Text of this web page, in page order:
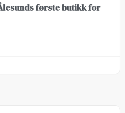
første butikk for